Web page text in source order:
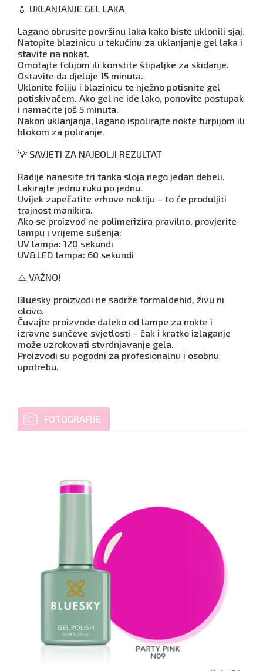
💧 UKLANJANJE GEL LAKA
Lagano obrusite površinu laka kako biste uklonili sjaj.
Natopite blazinicu u tekućinu za uklanjanje gel laka i
stavite na nokat.
Omotajte folijom ili koristite štipaljke za skidanje.
Ostavite da djeluje 15 minuta.
Uklonite foliju i blazinicu te nježno potisnite gel
potiskivačem. Ako gel ne ide lako, ponovite postupak
i namačite još 5 minuta.
Nakon uklanjanja, lagano ispolirajte nokte turpijom ili
blokom za poliranje.
💡 SAVJETI ZA NAJBOLJI REZULTAT
Radije nanesite tri tanka sloja nego jedan debeli.
Lakirajte jednu ruku po jednu.
Uvijek zapečatite vrhove noktiju – to će produljiti
trajnost manikira.
Ako se proizvod ne polimerizira pravilno, provjerite
lampu i vrijeme sušenja:
UV lampa: 120 sekundi
UV&LED lampa: 60 sekundi
⚠️ VAŽNO!
Bluesky proizvodi ne sadrže formaldehid, živu ni
olovo.
Čuvajte proizvode daleko od lampe za nokte i
izravne sunčeve svjetlosti – čak i kratko izlaganje
može uzrokovati stvrdnjavanje gela.
Proizvodi su pogodni za profesionalnu i osobnu
upotrebu.
FOTOGRAFIJE